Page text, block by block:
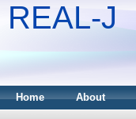
REAL-J
Home About